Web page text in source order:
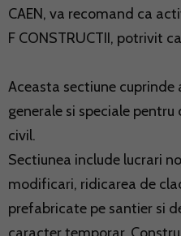
CAEN, va recomand ca
F CONSTRUCTII, potrivit
Aceasta sectiune
generale si speciale
civil.
Sectiunea include lucrari
modificari, ridicarea de
prefabricate pe santier si